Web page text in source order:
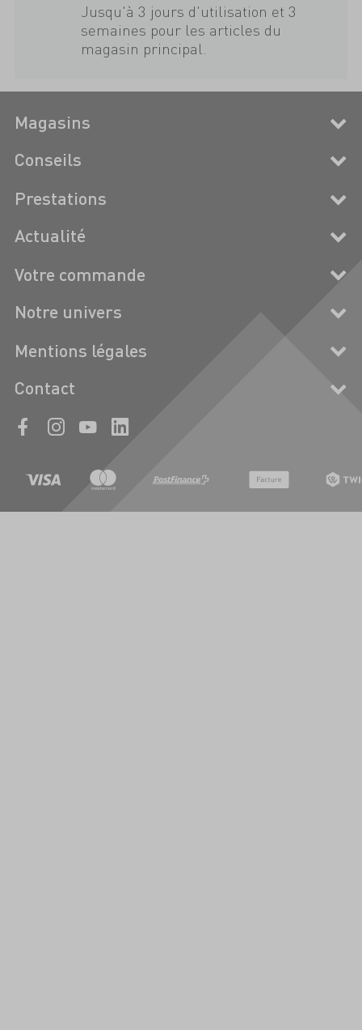
Jusqu'à 3 jours d'utilisation et 3
semaines pour les articles du
magasin principal.
Magasins
Conseils
Prestations
Actualité
Votre commande
Notre univers
Mentions légales
Contact